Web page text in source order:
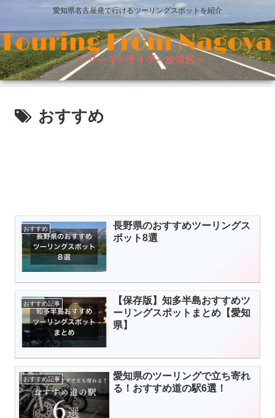
愛知県名古屋発で行けるツーリングスポットを紹介
おすすめ
おすすめ
長野県のおすすめツーリングス
ポット8選
おすすめ記事
【保存版】知多半島おすすめツ
ーリングスポットまとめ【愛知
県】
おすすめ記事
愛知県のツーリングで立ち寄れ
る！おすすめ道の駅6選！